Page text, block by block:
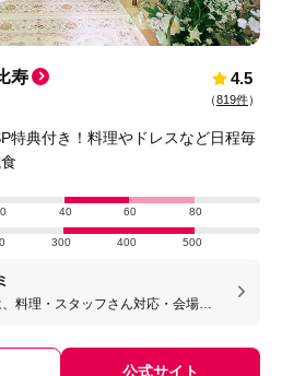
寿 4.5
（819件）
典付き！料理やドレスなど日程毎
40 60 80
300 400 500
料理・スタッフさん対応・会場の
迎えることができました。
公式サイト